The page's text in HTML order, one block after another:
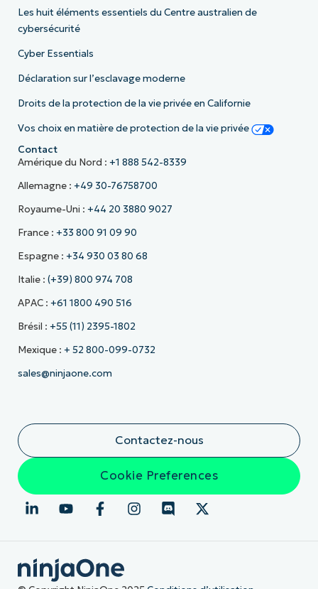
Les huit éléments essentiels du Centre australien de
cybersécurité
Cyber Essentials
Déclaration sur l’esclavage moderne
Droits de la protection de la vie privée en Californie
Vos choix en matière de protection de la vie privée
Contact
Amérique du Nord : +1 888 542-8339
Allemagne : +49 30-76758700
Royaume-Uni : +44 20 3880 9027
France : +33 800 91 09 90
Espagne : +34 930 03 80 68
Italie : (+39) 800 974 708
APAC : +61 1800 490 516
Brésil : +55 (11) 2395-1802
Mexique : + 52 800-099-0732
sales@ninjaone.com
Contactez-nous
Cookie Preferences